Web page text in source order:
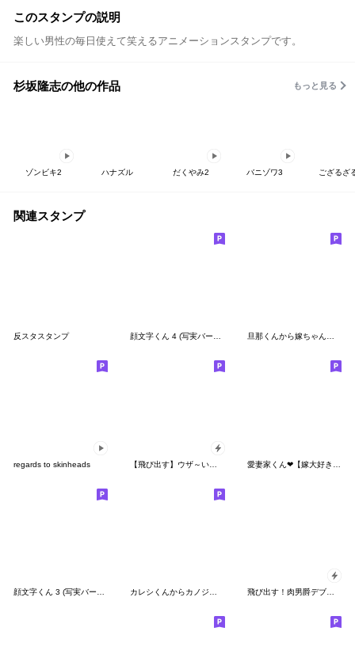
このスタンプの説明
楽しい男性の毎日使えて笑えるアニメーションスタンプです。
杉坂隆志の他の作品 もっと見る
ゾンビキ2 ハナズル だくやみ2 バニゾワ3 ござるざ
関連スタンプ
反スタスタンプ 顔文字くん 4 (写実バージョン) 旦那くんから嫁ちゃんへ❤︎【夫婦ダンナ】
regards to skinheads
飛び出す！肉男爵デブロック